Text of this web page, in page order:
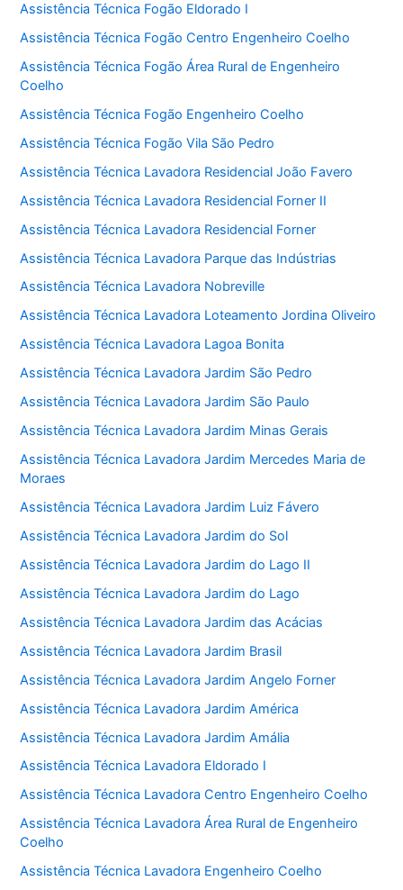
Assistência Técnica Fogão Eldorado I
Assistência Técnica Fogão Centro Engenheiro Coelho
Assistência Técnica Fogão Área Rural de Engenheiro
Coelho
Assistência Técnica Fogão Engenheiro Coelho
Assistência Técnica Fogão Vila São Pedro
Assistência Técnica Lavadora Residencial João Favero
Assistência Técnica Lavadora Residencial Forner II
Assistência Técnica Lavadora Residencial Forner
Assistência Técnica Lavadora Parque das Indústrias
Assistência Técnica Lavadora Nobreville
Assistência Técnica Lavadora Loteamento Jordina Oliveiro
Assistência Técnica Lavadora Lagoa Bonita
Assistência Técnica Lavadora Jardim São Pedro
Assistência Técnica Lavadora Jardim São Paulo
Assistência Técnica Lavadora Jardim Minas Gerais
Assistência Técnica Lavadora Jardim Mercedes Maria de
Moraes
Assistência Técnica Lavadora Jardim Luiz Fávero
Assistência Técnica Lavadora Jardim do Sol
Assistência Técnica Lavadora Jardim do Lago II
Assistência Técnica Lavadora Jardim do Lago
Assistência Técnica Lavadora Jardim das Acácias
Assistência Técnica Lavadora Jardim Brasil
Assistência Técnica Lavadora Jardim Angelo Forner
Assistência Técnica Lavadora Jardim América
Assistência Técnica Lavadora Jardim Amália
Assistência Técnica Lavadora Eldorado I
Assistência Técnica Lavadora Centro Engenheiro Coelho
Assistência Técnica Lavadora Área Rural de Engenheiro
Coelho
Assistência Técnica Lavadora Engenheiro Coelho